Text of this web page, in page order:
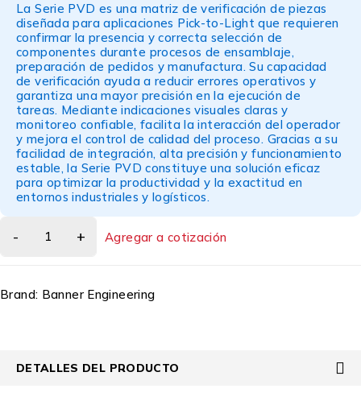
La Serie PVD es una matriz de verificación de piezas
diseñada para aplicaciones Pick-to-Light que requieren
confirmar la presencia y correcta selección de
componentes durante procesos de ensamblaje,
preparación de pedidos y manufactura. Su capacidad
de verificación ayuda a reducir errores operativos y
garantiza una mayor precisión en la ejecución de
tareas. Mediante indicaciones visuales claras y
monitoreo confiable, facilita la interacción del operador
y mejora el control de calidad del proceso. Gracias a su
facilidad de integración, alta precisión y funcionamiento
estable, la Serie PVD constituye una solución eficaz
para optimizar la productividad y la exactitud en
entornos industriales y logísticos.
Agregar a cotización
Brand: Banner Engineering
DETALLES DEL PRODUCTO